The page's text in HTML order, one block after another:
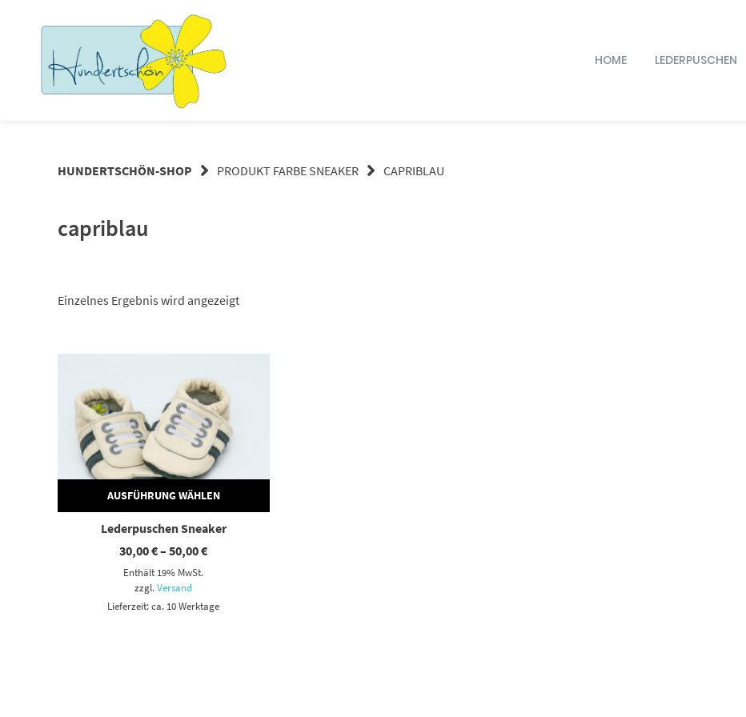
HOME LEDERPUSCHEN
HUNDERTSCHÖN-SHOP PRODUKT FARBE SNEAKER CAPRIBLAU
capriblau
Einzelnes Ergebnis wird angezeigt
AUSFÜHRUNG WÄHLEN
Dieses Produkt weist mehrere Varianten auf. Die Optionen können auf der Produktseite gewählt werden
Lederpuschen Sneaker
30,00€–50,00€Preisspanne:
Enthält 19% MwSt.
zzgl.Versand
Lieferzeit: ca. 10 Werktage